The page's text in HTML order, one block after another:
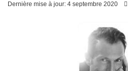
Dernière mise à jour: 4 septembre 2020